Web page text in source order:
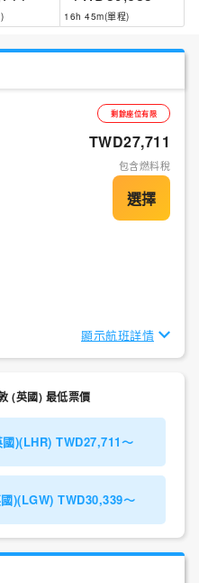
16h 45m(單程)
剩餘座位有限
TWD27,711
包含燃料稅
顯示航班詳情
(英國) 最低票價
)(LHR) TWD27,711～
)(LGW) TWD30,339～